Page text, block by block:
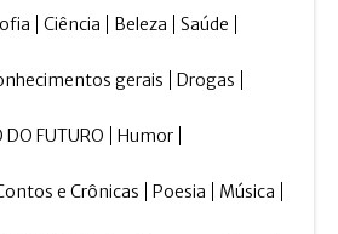
Ciência Beleza Saúde
gerais Drogas
DO FUTURO Humor
e Crônicas Poesia Música